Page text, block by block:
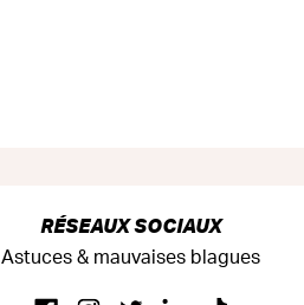
RÉSEAUX SOCIAUX
Astuces & mauvaises blagues